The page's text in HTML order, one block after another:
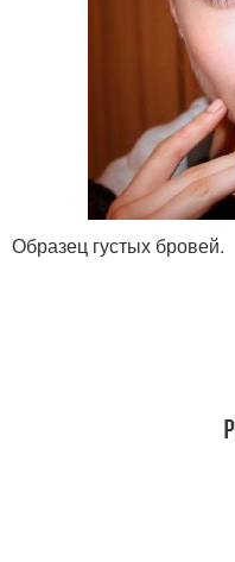
Образец густых бровей.